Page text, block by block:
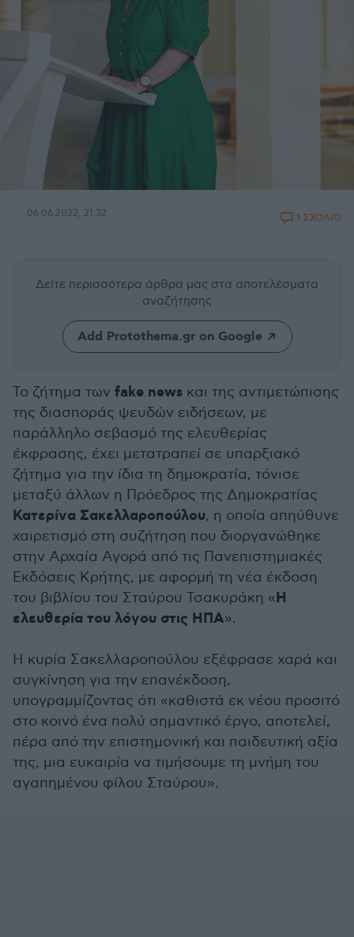
06.06.2022, 21:32 1 ΣΧΟΛΙΟ
Δείτε περισσότερα άρθρα μας στα αποτελέσματα
αναζήτησης
Add Protothema.gr on Google
Το ζήτημα των fake news και της αντιμετώπισης
της διασποράς ψευδών ειδήσεων, με
παράλληλο σεβασμό της ελευθερίας
έκφρασης, έχει μετατραπεί σε υπαρξιακό
ζήτημα για την ίδια τη δημοκρατία, τόνισε
μεταξύ άλλων η Πρόεδρος της Δημοκρατίας
Κατερίνα Σακελλαροπούλου, η οποία απηύθυνε
χαιρετισμό στη συζήτηση που διοργανώθηκε
στην Αρχαία Αγορά από τις Πανεπιστημιακές
Εκδόσεις Κρήτης, με αφορμή τη νέα έκδοση
του βιβλίου του Σταύρου Τσακυράκη «Η
ελευθερία του λόγου στις ΗΠΑ».
Η κυρία Σακελλαροπούλου εξέφρασε χαρά και
συγκίνηση για την επανέκδοση,
υπογραμμίζοντας ότι «καθιστά εκ νέου προσιτό
στο κοινό ένα πολύ σημαντικό έργο, αποτελεί,
πέρα από την επιστημονική και παιδευτική αξία
της, μια ευκαιρία να τιμήσουμε τη μνήμη του
αγαπημένου φίλου Σταύρου».